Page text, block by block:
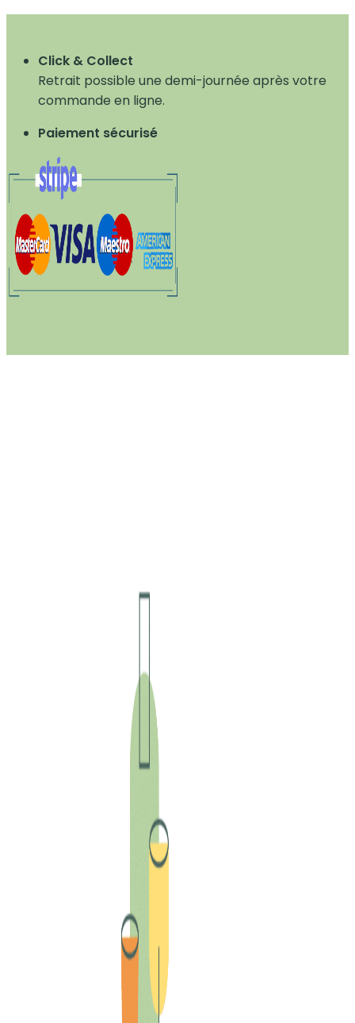
Click & Collect
Retrait possible une demi-journée après votre
commande en ligne.
Paiement sécurisé